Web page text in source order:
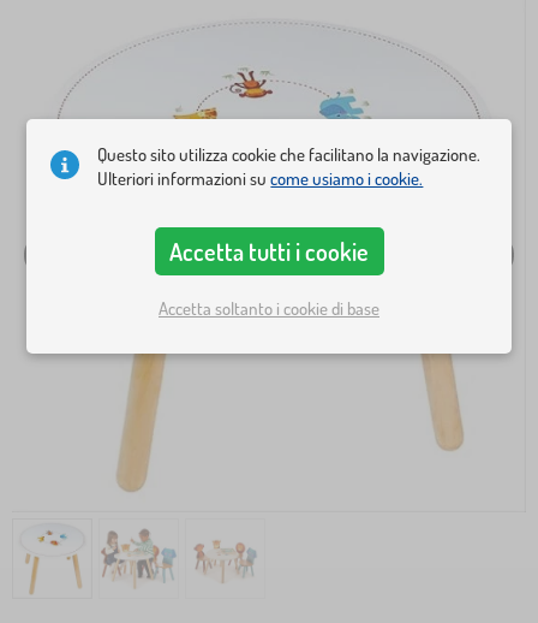
Questo sito utilizza cookie che facilitano la navigazione.
Ulteriori informazioni sucome usiamo i cookie.
Accetta tutti i cookie
Accetta soltanto i cookie di base